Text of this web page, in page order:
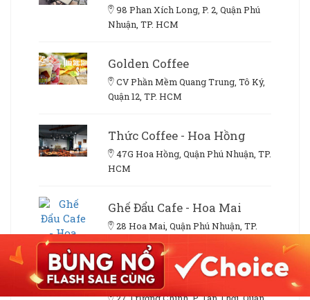
98 Phan Xích Long, P. 2, Quận Phú
Nhuận, TP. HCM
Golden Coffee
CV Phần Mềm Quang Trung, Tô Ký,
Quận 12, TP. HCM
Thức Coffee - Hoa Hồng
47G Hoa Hồng, Quận Phú Nhuận, TP.
HCM
Ghế Đẩu Cafe - Hoa Mai
28 Hoa Mai, Quận Phú Nhuận, TP.
HCM
Sky 17 Cafe & Restaurant